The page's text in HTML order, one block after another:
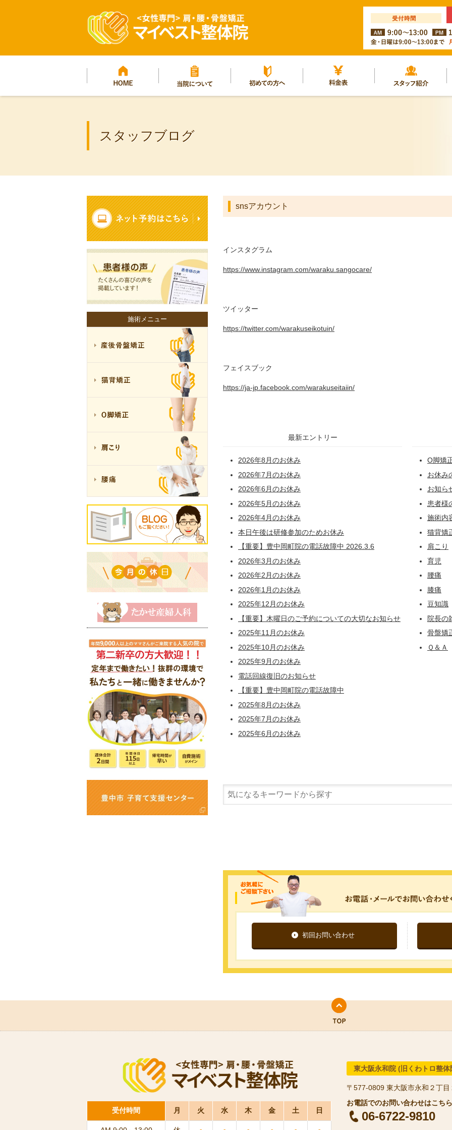
マイベスト整体院グルー
プ
スタッフブログ
snsアカウント
インスタグラム
https://www.instagram.com/waraku.sangocare/
ツイッター
https://twitter.com/warakuseikotuin/
フェイスブック
https://ja-jp.facebook.com/warakuseitaiin/
最新エントリー
2026年8月のお休み
2026年7月のお休み
2026年6月のお休み
2026年5月のお休み
2026年4月のお休み
本日午後は研修参加のためお休み
【重要】豊中岡町院の電話故障中 2026.3.6
2026年3月のお休み
2026年2月のお休み
2026年1月のお休み
2025年12月のお休み
【重要】木曜日のご予約についての大切なお知らせ
2025年11月のお休み
2025年10月のお休み
2025年9月のお休み
電話回線復旧のお知らせ
【重要】豊中岡町院の電話故障中
2025年8月のお休み
2025年7月のお休み
2025年6月のお休み
O脚矯
お休み
お知ら
患者様
施術内
猫背矯
肩こり
育児
腰痛
膝痛
豆知識
院長の
骨盤矯
Ｑ＆Ａ
初回お問い合わせ
施術メニュー
受付時間 月 火 水 木 金 土 日
東大阪永和院 (旧くわトロ整体
〒577-0809 東大阪市永和２丁
06-6722-9810